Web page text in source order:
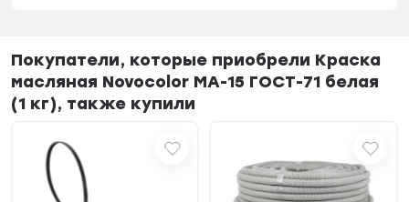
Покупатели, которые приобрели Краска
масляная Novocolor МА-15 ГОСТ-71 белая
(1 кг), также купили